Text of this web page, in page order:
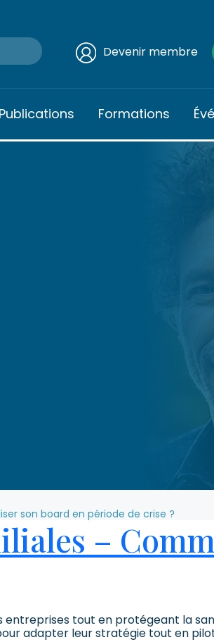
Devenir membre
Publications Formations
son board en période de crise ?
–
tout en protégeant la
adapter leur stratégie tout en